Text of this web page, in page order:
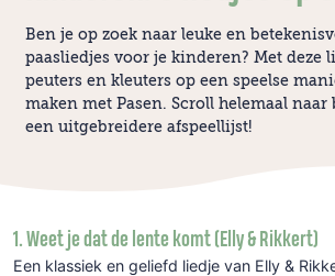
Ben je op zoek naar leuke en
paasliedjes voor je kinderen? Met deze
peuters en kleuters op een speelse
maken met Pasen. Scroll helemaal naar
een uitgebreidere afspeellijst!
1. Weet je dat de lente komt (Elly & Rikkert)
Een klassiek en geliefd liedje van Elly &